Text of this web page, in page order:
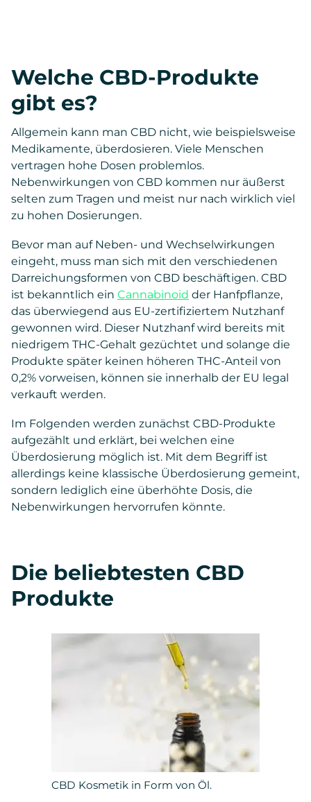
Welche CBD-Produkte
gibt es?
Allgemein kann man CBD nicht, wie beispielsweise
Medikamente, überdosieren. Viele Menschen
vertragen hohe Dosen problemlos.
Nebenwirkungen von CBD kommen nur äußerst
selten zum Tragen und meist nur nach wirklich viel
zu hohen Dosierungen.
Bevor man auf Neben- und Wechselwirkungen
eingeht, muss man sich mit den verschiedenen
Darreichungsformen von CBD beschäftigen. CBD
ist bekanntlich ein Cannabinoid der Hanfpflanze,
das überwiegend aus EU-zertifiziertem Nutzhanf
gewonnen wird. Dieser Nutzhanf wird bereits mit
niedrigem THC-Gehalt gezüchtet und solange die
Produkte später keinen höheren THC-Anteil von
0,2% vorweisen, können sie innerhalb der EU legal
verkauft werden.
Im Folgenden werden zunächst CBD-Produkte
aufgezählt und erklärt, bei welchen eine
Überdosierung möglich ist. Mit dem Begriff ist
allerdings keine klassische Überdosierung gemeint,
sondern lediglich eine überhöhte Dosis, die
Nebenwirkungen hervorrufen könnte.
Die beliebtesten CBD
Produkte
CBD Kosmetik in Form von Öl.